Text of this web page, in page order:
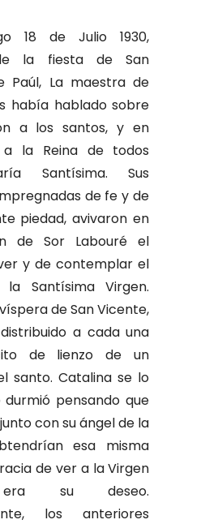
18 de Julio 1930,
la fiesta de San
Paúl, La maestra de
había hablado sobre
a los santos, y en
a la Reina de todos
Santísima. Sus
de fe y de
piedad, avivaron en
de Sor Labouré el
y de contemplar el
Santísima Virgen.
de San Vicente,
a cada una
de lienzo de un
santo. Catalina se lo
pensando que
con su ángel de la
esa misma
de ver a la Virgen
su deseo.
los anteriores